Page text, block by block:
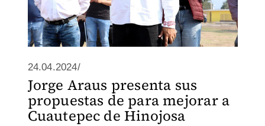
24.04.2024/
Jorge Araus presenta sus
propuestas de para mejorar a
Cuautepec de Hinojosa